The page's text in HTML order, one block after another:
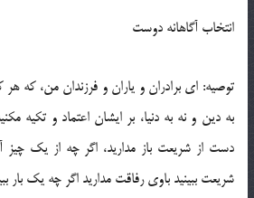
انتخاب آگاهانه دوست
توصيه: اي برادران و ياران و فرزندان من، که هر
به دين و نه به دنيا، بر ايشان اعتماد و تکيه
دست از شريعت باز مداريد، اگر چه از يک
شريعت ببينيد باوي رفاقت مداريد اگر چه يک بار